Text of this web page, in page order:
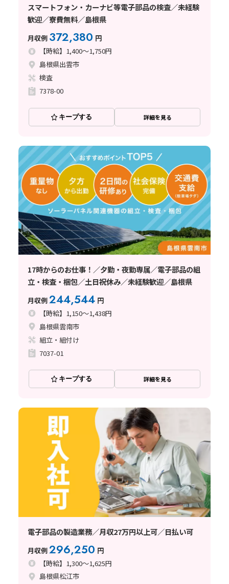
スマートフォン・カーナビ等電子部品の検査／未経験
歓迎／寮費無料／島根県
月収例 372,380 円
【時給】1,400～1,750円
島根県出雲市
検査
7378-00
キープする 詳細を見る
17時からのお仕事！／夕勤・夜勤専属／電子部品の組
立・検査・梱包／土日祝休み／未経験歓迎／島根県
月収例244,544 円
【時給】1,150～1,438円
島根県雲南市
組立・組付け
7037-01
キープする 詳細を見る
電子部品の製造業務／月収27万円以上可／日払い可
月収例296,250 円
【時給】1,300～1,625円
島根県松江市